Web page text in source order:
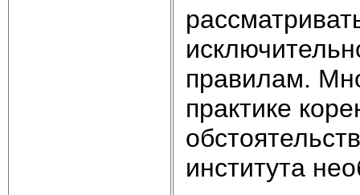
правилам.
практике
института